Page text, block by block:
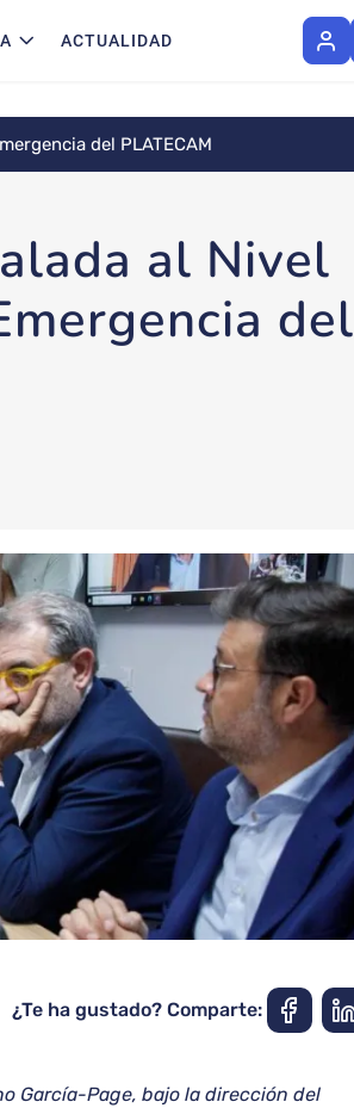
ACTUALIDAD
del PLATECAM
al Nivel
del
¿Te ha gustado? Comparte:
García-Page, bajo la dirección del